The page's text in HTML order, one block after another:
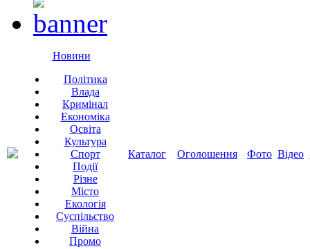
Новини
Політика
Влада
Кримінал
Економіка
Освіта
Культура
Спорт
Події
Різне
Місто
Екологія
Суспільство
Війна
Промо
Каталог Оголошення Фото Відео